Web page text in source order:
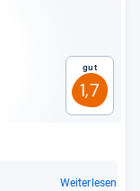
Gut
1,7
Weiterlesen